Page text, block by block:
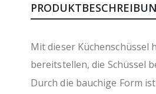
der
Bildergalerie
Mit dieser Küchenschüssel
bereitstellen, die Schüssel
Durch die bauchige Form